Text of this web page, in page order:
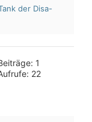
der Disa-
1
22